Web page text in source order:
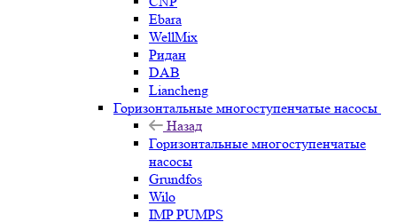
Ebara
WellMix
Ридан
DAB
Liancheng
Горизонтальные многоступенчатые насосы
Назад
Горизонтальные многоступенчатые
насосы
Grundfos
Wilo
IMP PUMPS